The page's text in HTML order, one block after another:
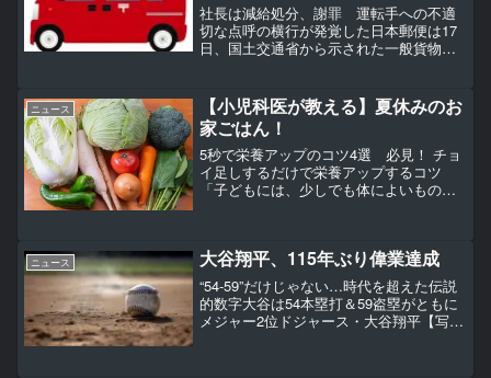
社長は減給処分、謝罪 運転手への不適
切な点呼の横行が発覚した日本郵便は17
日、国土交通省から示された一般貨物自
た。千田哲也社長は同日、東京都内で記
者会見を開き、「郵便・ゆ...
ニュース
【小児科医が教える】夏休みのお
家ごはん！
5秒で栄養アップのコツ4選 必見！ チョ
イ足しするだけで栄養アップするコツ
「子どもには、少しでも体によいものを
『医師が教える 子ども...
ニュース 大谷翔平、115年ぶり偉業達成
“54-59”だけじゃない…時代を超えた伝説
的数字大谷は54本塁打＆59盗塁がともに
メジャー2位ドジャース・大谷翔平【写